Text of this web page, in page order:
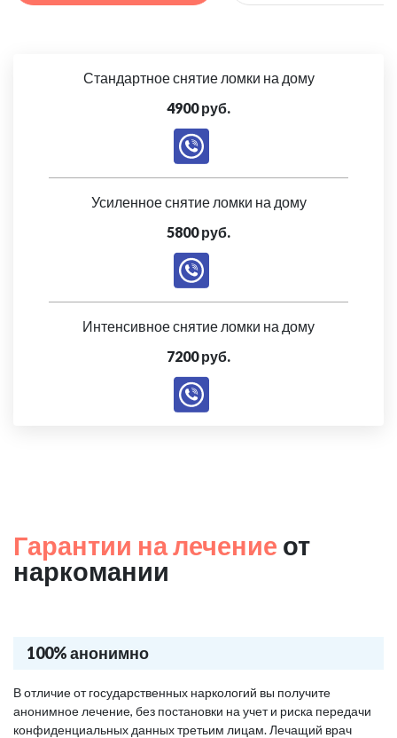
Стандартное снятие ломки на дому
4900 руб.
Усиленное снятие ломки на дому
5800 руб.
Интенсивное снятие ломки на дому
7200 руб.
Гарантии на лечение от
наркомании
100% анонимно
В отличие от государственных наркологий вы получите
анонимное лечение, без постановки на учет и риска передачи
конфиденциальных данных третьим лицам. Лечащий врач